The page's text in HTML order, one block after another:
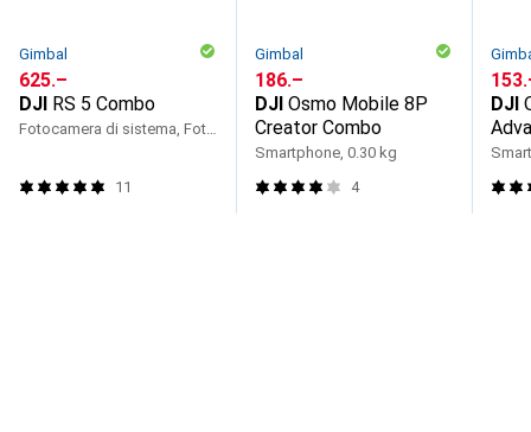
Gimbal
CHF
625.–
DJI RS 5 Combo
Fotocamera di sistema, Fotocamera reflex, 3 kg
11
Gimbal
CHF
186.–
DJI Osmo Mobile 8P
Creator Combo
Smartphone, 0.30 kg
4
CHF
DJI